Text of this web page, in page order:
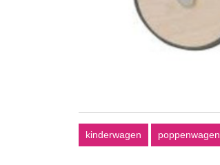
kinderwagen poppenwagen